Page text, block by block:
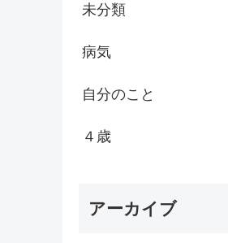
未分類
病気
自分のこと
４歳
アーカイブ